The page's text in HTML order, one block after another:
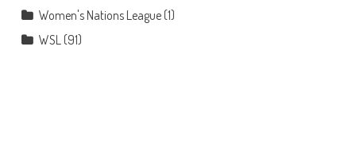
Women's Nations League(1)
WSL(91)